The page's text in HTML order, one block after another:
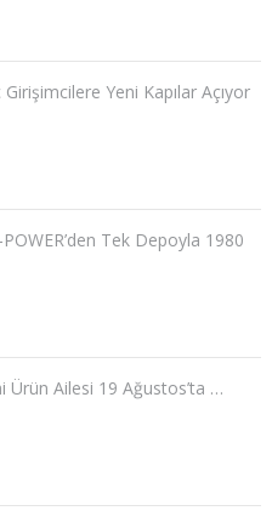
Yeni Kapılar Açıyor
Tek Depoyla 1980
Ürün Ailesi 19 Ağustos’ta …